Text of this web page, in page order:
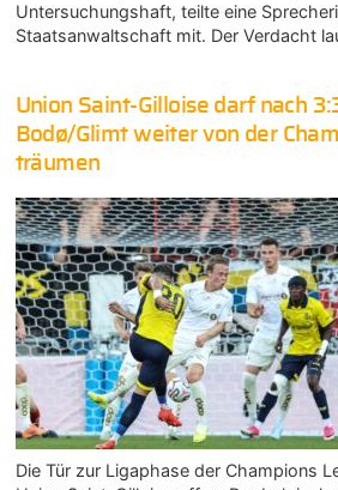
Untersuchungshaft, teilte eine
Staatsanwaltschaft mit. Der Verdacht
Union Saint-Gilloise darf nach
Bodø/Glimt weiter von der
träumen
Die Tür zur Ligaphase der Champions